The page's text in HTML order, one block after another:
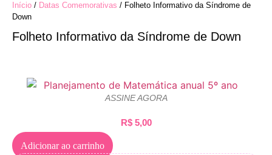
Início / Datas Comemorativas / Folheto Informativo da Síndrome de
Down
Folheto Informativo da Síndrome de Down
ASSINE AGORA
R$5,00
Adicionar ao carrinho